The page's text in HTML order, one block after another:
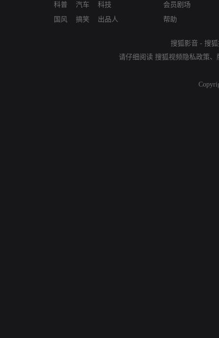
科普
国风
汽车
搞笑
科技
出品人
会员剧场
帮助
搜狐影音 - 搜
请仔细阅读 搜狐视频隐私政策、